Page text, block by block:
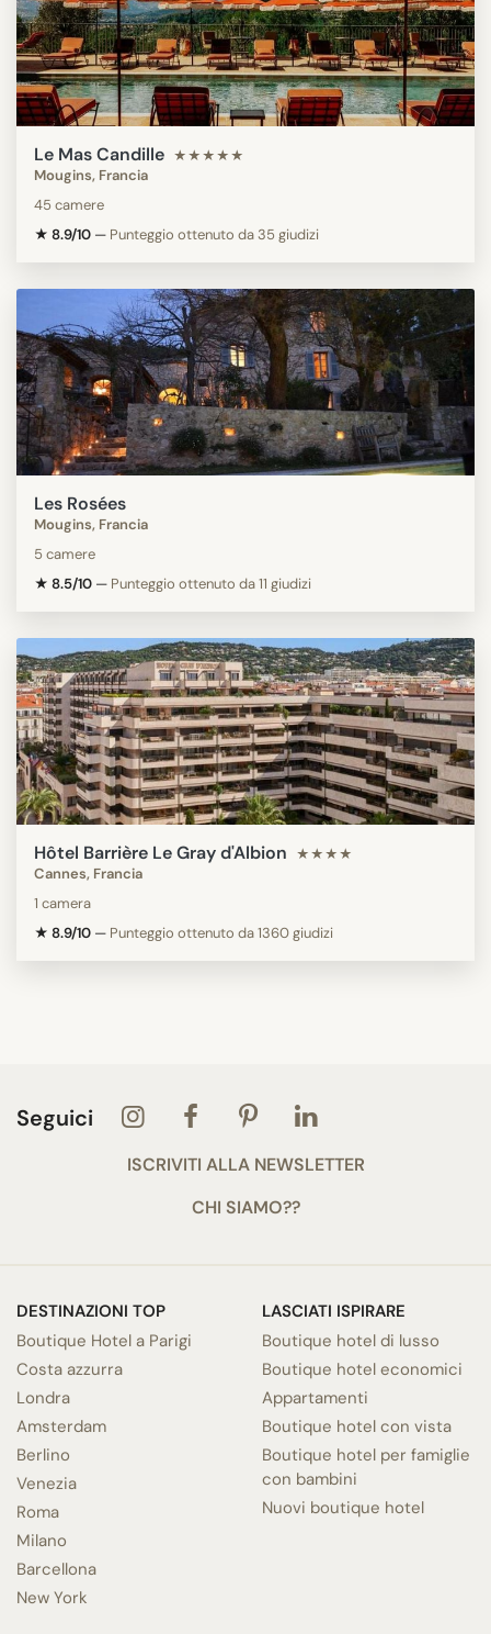
Le Mas Candille ★★★★★
Mougins, Francia
45 camere
★ 8.9/10 — Punteggio ottenuto da 35 giudizi
Les Rosées
Mougins, Francia
5 camere
★ 8.5/10 — Punteggio ottenuto da 11 giudizi
Hôtel Barrière Le Gray d'Albion ★★★★
Cannes, Francia
1 camera
★ 8.9/10 — Punteggio ottenuto da 1360 giudizi
Seguici
ISCRIVITI ALLA NEWSLETTER
CHI SIAMO??
DESTINAZIONI TOP
Boutique Hotel a Parigi
Costa azzurra
Londra
Amsterdam
Berlino
Venezia
Roma
Milano
Barcellona
New York
LASCIATI ISPIRARE
Boutique hotel di lusso
Boutique hotel economici
Appartamenti
Boutique hotel con vista
Boutique hotel per famiglie
con bambini
Nuovi boutique hotel